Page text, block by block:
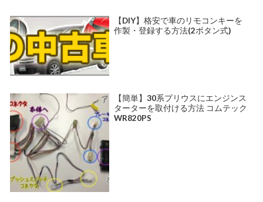
【DIY】格安で車のリモコンキーを
作製・登録する方法(2ボタン式)
【簡単】30系プリウスにエンジンス
ターターを取付ける方法 コムテック
WR820PS